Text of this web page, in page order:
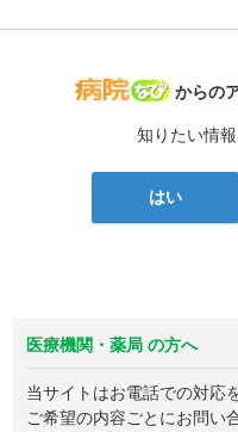
病院なび
からの
知りたい情
はい
医療機関・薬局 の方へ
当サイトはお電話での対応
ご希望の内容ごとにお問い